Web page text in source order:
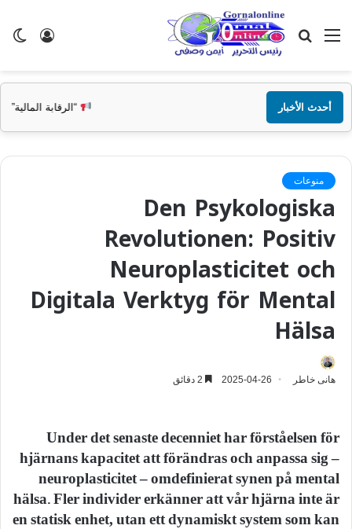
تسجيل
القائمة بحث
عن
أحدث الأخبار “الرقابة المالية” تقرر مد فترة
منوعات
Den Psykologiska
Revolutionen: Positiv
Neuroplasticitet och
Digitala Verktyg för Mental
Hälsa
هانى خاطر 2025-04-26
Under det senaste decenniet har förståelsen för
hjärnans kapacitet att förändras och anpassa sig –
neuroplasticitet – omdefinierat synen på mental
hälsa. Fler individer erkänner att vår hjärna inte är
en statisk enhet, utan ett dynamiskt system som kan